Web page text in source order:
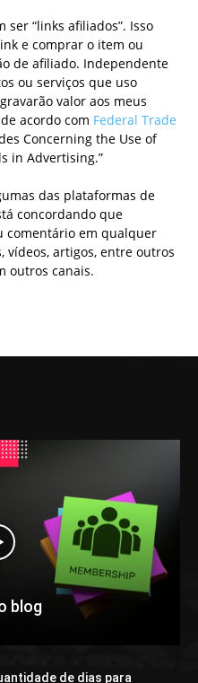
“links afiliados”. Isso
e comprar o item ou
de afiliado. Independente
ou serviços que uso
valor aos meus
acordo com Federal Trade
Concerning the Use of
in Advertising.”
das plataformas de
concordando que
comentário em qualquer
vídeos, artigos, entre outros
outros canais.
blog
de dias para